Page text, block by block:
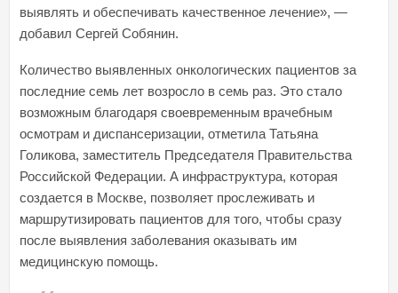
выявлять и обеспечивать качественное лечение», —
добавил Сергей Собянин.
Количество выявленных онкологических пациентов за
последние семь лет возросло в семь раз. Это стало
возможным благодаря своевременным врачебным
осмотрам и диспансеризации, отметила Татьяна
Голикова, заместитель Председателя Правительства
Российской Федерации. А инфраструктура, которая
создается в Москве, позволяет прослеживать и
маршрутизировать пациентов для того, чтобы сразу
после выявления заболевания оказывать им
медицинскую помощь.